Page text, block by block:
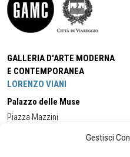
Gestisci
GALLERIA D'ARTE MODERNA
E CONTEMPORANEA
LORENZO VIANI
Palazzo delle Muse
Piazza Mazzini
Cell:+39 338